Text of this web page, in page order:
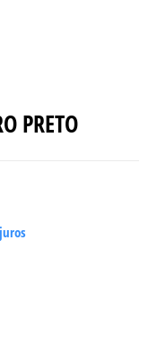
PRETO